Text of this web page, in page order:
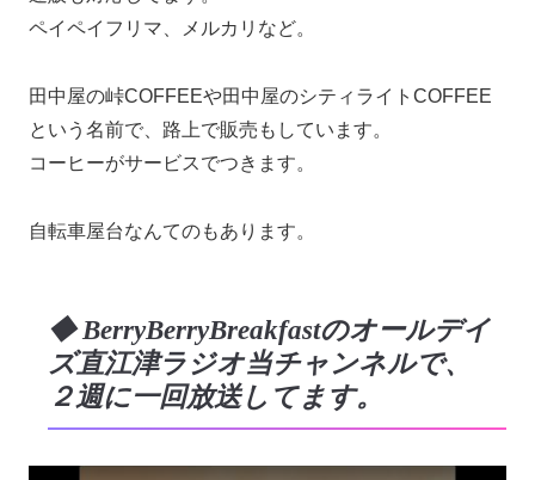
ペイペイフリマ、メルカリなど。
田中屋の峠COFFEEや田中屋のシティライトCOFFEE
という名前で、路上で販売もしています。
コーヒーがサービスでつきます。
自転車屋台なんてのもあります。
◆ BerryBerryBreakfastのオールデイ
ズ直江津ラジオ当チャンネルで、
２週に一回放送してます。